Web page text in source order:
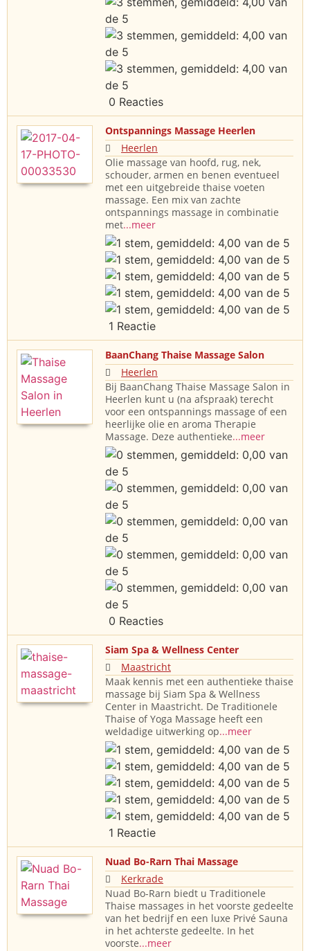
0 Reacties
Ontspannings Massage Heerlen
Heerlen
Olie massage van hoofd, rug, nek,
schouder, armen en benen eventueel
met een uitgebreide thaise voeten
massage. Een mix van zachte
ontspannings massage in combinatie
met...meer
1 Reactie
BaanChang Thaise Massage Salon
Heerlen
Bij BaanChang Thaise Massage Salon in
Heerlen kunt u (na afspraak) terecht
voor een ontspannings massage of een
heerlijke olie en aroma Therapie
Massage. Deze authentieke...meer
0 Reacties
Siam Spa & Wellness Center
Maastricht
Maak kennis met een authentieke thaise
massage bij Siam Spa & Wellness
Center in Maastricht. De Traditionele
Thaise of Yoga Massage heeft een
weldadige uitwerking op...meer
1 Reactie
Nuad Bo-Rarn Thai Massage
Kerkrade
Nuad Bo-Rarn biedt u Traditionele
Thaise massages in het voorste gedeelte
van het bedrijf en een luxe Privé Sauna
in het achterste gedeelte. In het
voorste...meer